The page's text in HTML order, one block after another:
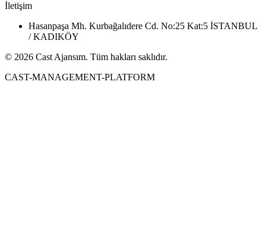
İletişim
Hasanpaşa Mh. Kurbağalıdere Cd. No:25 Kat:5 İSTANBUL
/ KADIKÖY
© 2026 Cast Ajansım. Tüm hakları saklıdır.
CAST-MANAGEMENT-PLATFORM